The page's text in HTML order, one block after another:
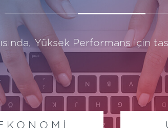
Yüksek Performans için